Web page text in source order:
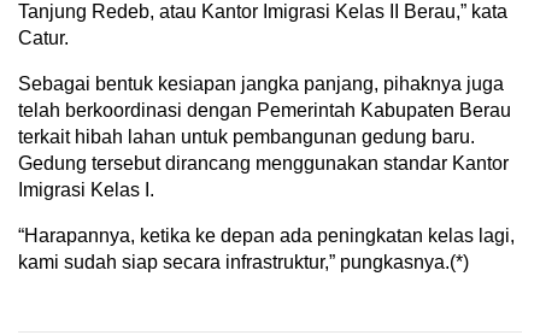
Tanjung Redeb, atau Kantor Imigrasi Kelas II Berau,” kata
Catur.
Sebagai bentuk kesiapan jangka panjang, pihaknya juga
telah berkoordinasi dengan Pemerintah Kabupaten Berau
terkait hibah lahan untuk pembangunan gedung baru.
Gedung tersebut dirancang menggunakan standar Kantor
Imigrasi Kelas I.
“Harapannya, ketika ke depan ada peningkatan kelas lagi,
kami sudah siap secara infrastruktur,” pungkasnya.(*)